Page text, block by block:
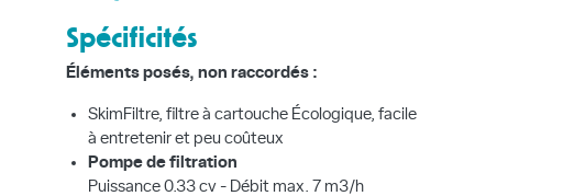
Spécificités
Éléments posés, non raccordés :
SkimFiltre, filtre à cartouche Écologique, facile
à entretenir et peu coûteux
Pompe de filtration
Puissance 0.33 cv - Débit max. 7 m3/h